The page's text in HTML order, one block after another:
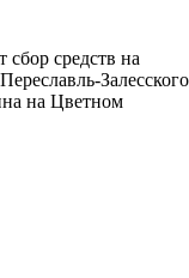
средств на
Залесского
на Цветном